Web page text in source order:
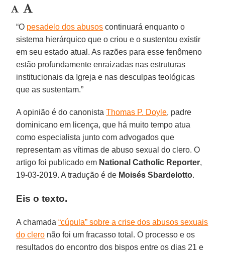
“O pesadelo dos abusos continuará enquanto o
sistema hierárquico que o criou e o sustentou existir
em seu estado atual. As razões para esse fenômeno
estão profundamente enraizadas nas estruturas
institucionais da Igreja e nas desculpas teológicas
que as sustentam.”
A opinião é do canonistaThomas P. Doyle, padre
dominicano em licença, que há muito tempo atua
como especialista junto com advogados que
representam as vítimas de abuso sexual do clero. O
artigo foi publicado em National Catholic Reporter,
19-03-2019. A tradução é de Moisés Sbardelotto.
Eis o texto.
A chamada“cúpula” sobre a crise dos abusos sexuais
do clero não foi um fracasso total. O processo e os
resultados do encontro dos bispos entre os dias 21 e